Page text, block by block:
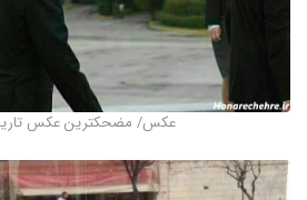
عکس/ مضحکترین عکس